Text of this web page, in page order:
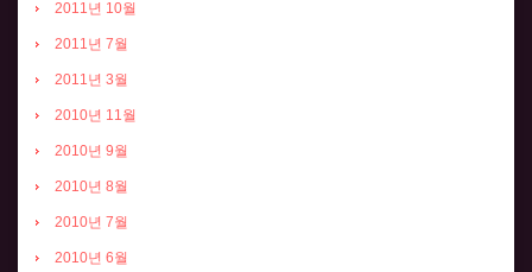
2011년 10월
2011년 7월
2011년 3월
2010년 11월
2010년 9월
2010년 8월
2010년 7월
2010년 6월